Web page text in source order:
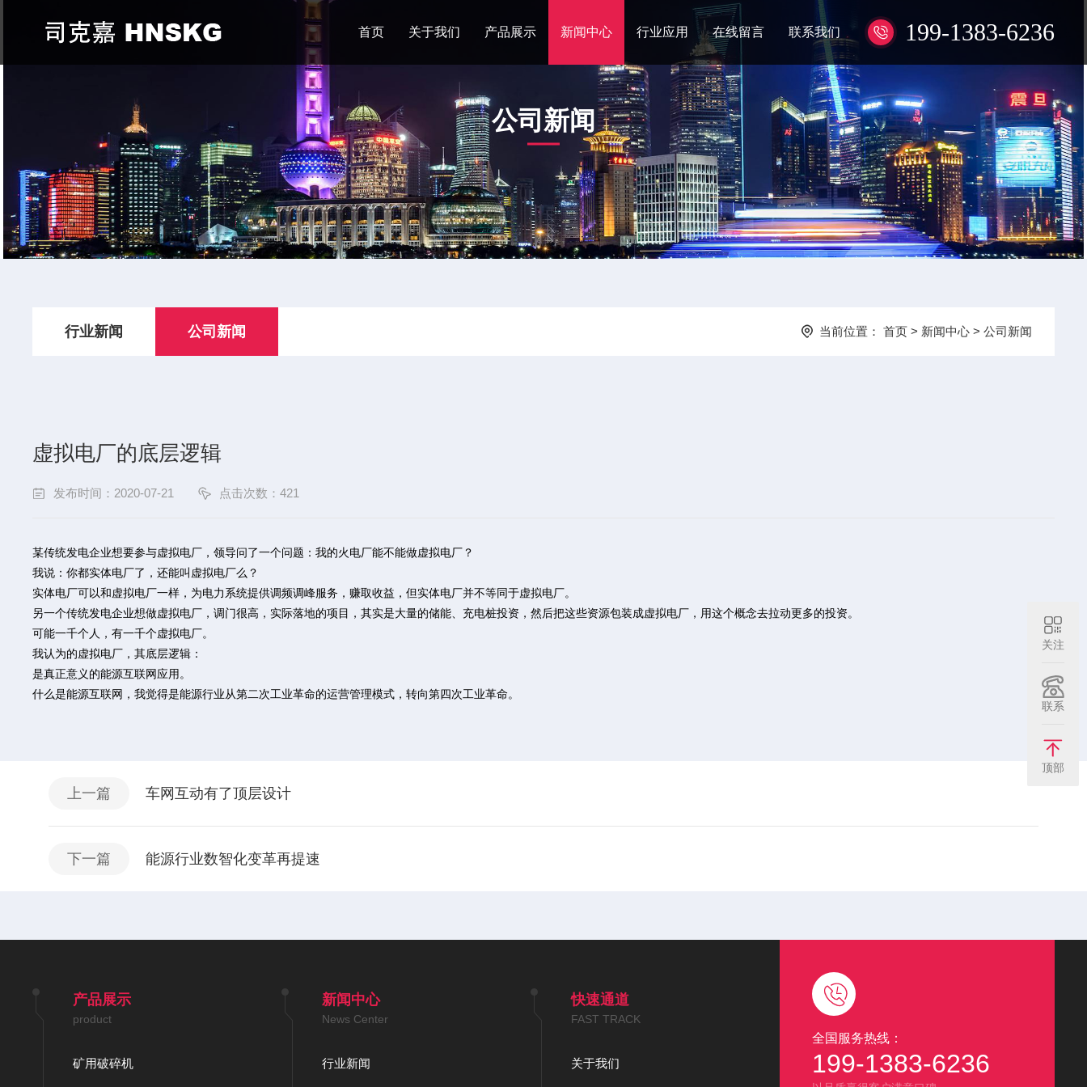
199-1383-6236
首页 关于我们 产品展示 新闻中心 行业应用 在线留言 联系我们
公司新闻
行业新闻 公司新闻 当前位置： 首页> 新闻中心> 公司新闻
虚拟电厂的底层逻辑
发布时间：2020-07-21 点击次数：421
某传统发电企业想要参与虚拟电厂，领导问了一个问题：我的火电厂能不能做虚拟电厂？
我说：你都实体电厂了，还能叫虚拟电厂么？
实体电厂可以和虚拟电厂一样，为电力系统提供调频调峰服务，赚取收益，但实体电厂并不等同于虚拟电厂。
另一个传统发电企业想做虚拟电厂，调门很高，实际落地的项目，其实是大量的储能、充电桩投资，然后把这些资源包装成虚拟电厂，用这个概念去拉动更多的投资。
可能一千个人，有一千个虚拟电厂。
我认为的虚拟电厂，其底层逻辑：
是真正意义的能源互联网应用。
什么是能源互联网，我觉得是能源行业从第二次工业革命的运营管理模式，转向第四次工业革命。
上一篇 车网互动有了顶层设计
下一篇 能源行业数智化变革再提速
全国服务热线：
199-1383-6236
产品展示
product
矿用破碎机
新闻中心
News Center
行业新闻
快速通道
FAST TRACK
关于我们
关注
联系
顶部